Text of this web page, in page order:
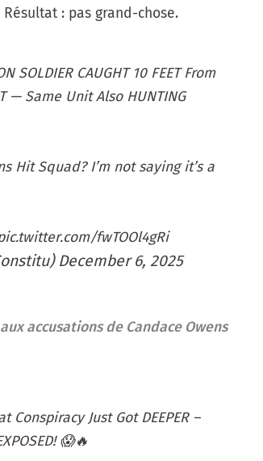
: pas grand-chose.
SOLDIER CAUGHT 10 FEET From
— Same Unit Also HUNTING
Hit Squad? I’m not saying it’s a
fwTOOl4gRi
December 6, 2025
accusations de Candace Owens
Conspiracy Just Got DEEPER –
😱🔥